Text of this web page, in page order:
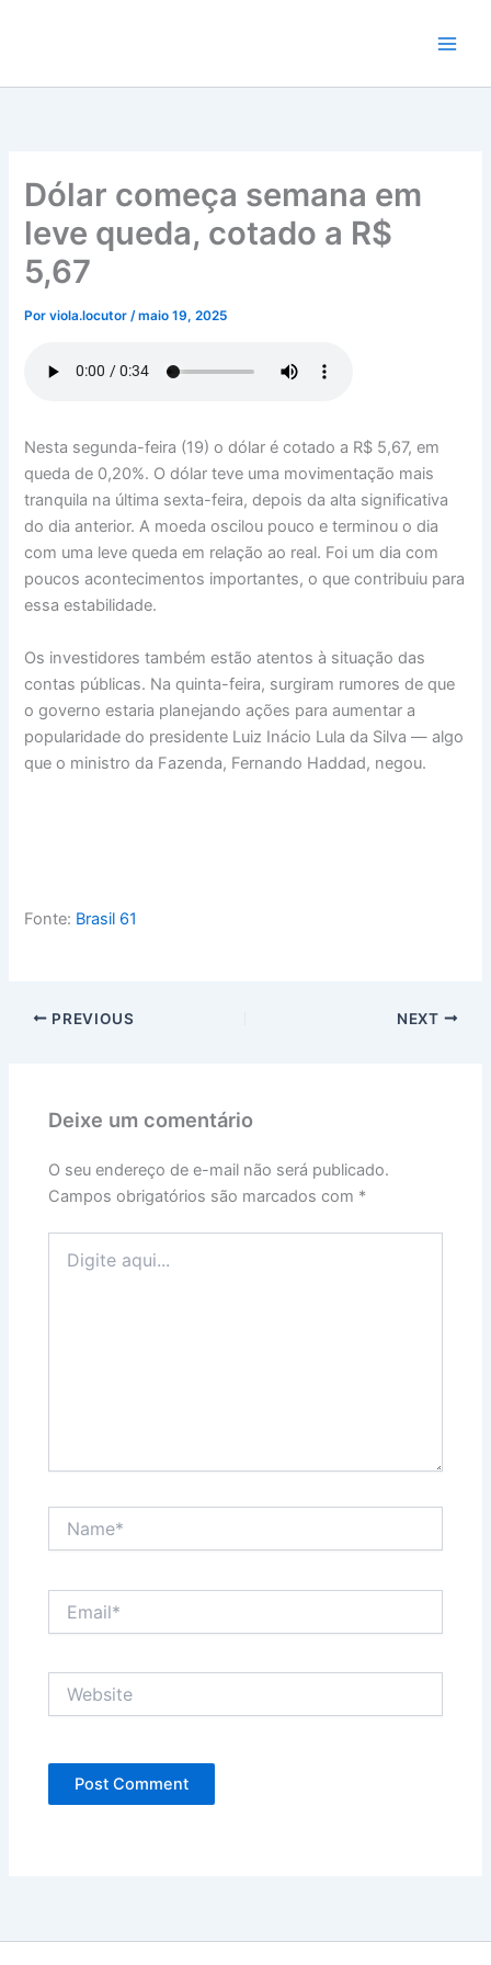
conteúdo
Dólar começa semana em
leve queda, cotado a R$
5,67
Porviola.locutor/maio 19, 2025
Nesta segunda-feira (19) o dólar é cotado a R$ 5,67, em
queda de 0,20%. O dólar teve uma movimentação mais
tranquila na última sexta-feira, depois da alta significativa
do dia anterior. A moeda oscilou pouco e terminou o dia
com uma leve queda em relação ao real. Foi um dia com
poucos acontecimentos importantes, o que contribuiu para
essa estabilidade.
Os investidores também estão atentos à situação das
contas públicas. Na quinta-feira, surgiram rumores de que
o governo estaria planejando ações para aumentar a
popularidade do presidente Luiz Inácio Lula da Silva — algo
que o ministro da Fazenda, Fernando Haddad, negou.
Fonte: Brasil 61
PREVIOUS NEXT
Deixe um comentário
O seu endereço de e-mail não será publicado.
Campos obrigatórios são marcados com *
aqui...